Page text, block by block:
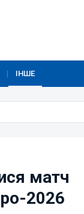
ІНШЕ
матч
2026